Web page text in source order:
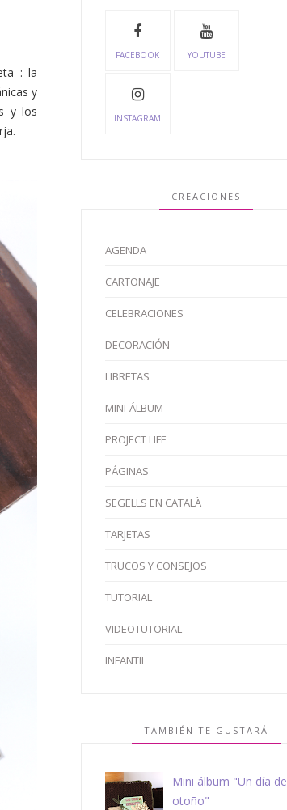
: la
y
y los
FACEBOOK YOUTUBE
INSTAGRAM
CREACIONES
AGENDA
CARTONAJE
CELEBRACIONES
DECORACIÓN
LIBRETAS
MINI-ÁLBUM
PROJECT LIFE
PÁGINAS
SEGELLS EN CATALÀ
TARJETAS
TRUCOS Y CONSEJOS
TUTORIAL
VIDEOTUTORIAL
INFANTIL
TAMBIÉN TE GUSTARÁ
Mini álbum "Un día de
otoño"